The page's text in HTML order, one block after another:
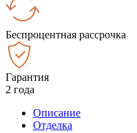
Беспроцентная рассрочка
Гарантия
2 года
Описание
Отделка